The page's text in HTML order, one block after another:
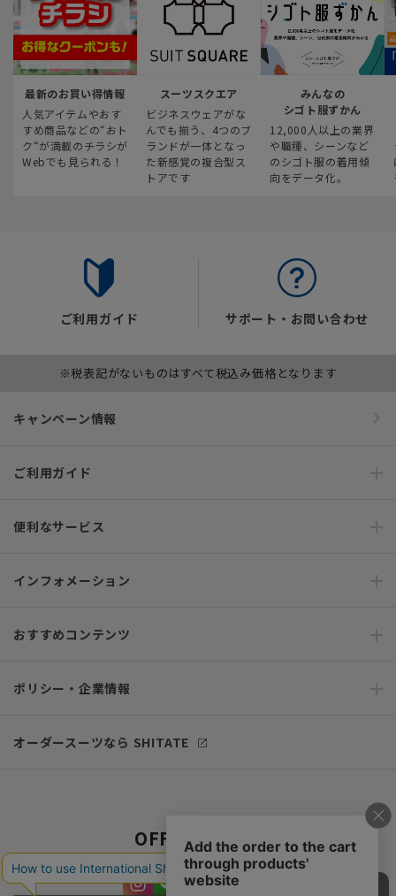
最新のお買い得情報
人気アイテムやおす
すめ商品などの“おト
ク“が満載のチラシが
Webでも見られる！
スーツスクエア
ビジネスウェアがな
んでも揃う、4つのブ
ランドが一体となっ
た新感覚の複合型ス
トアです
みんなの
シゴト服ずかん
12,000人以上の業界
や職種、シーンなど
のシゴト服の着用傾
向をデータ化。
ご利用ガイド サポート・お問い合わせ
※税表記がないものはすべて税込み価格となります
キャンペーン情報
ご利用ガイド
便利なサービス
インフォメーション
おすすめコンテンツ
ポリシー・企業情報
オーダースーツなら SHITATE
OFFICIAL SNS